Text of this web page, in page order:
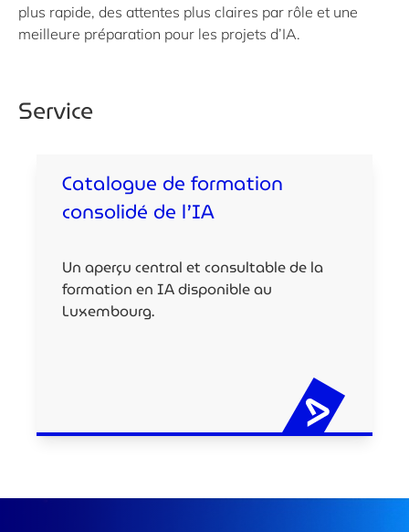
plus rapide, des attentes plus claires par rôle et une
meilleure préparation pour les projets d’IA.
Service
Catalogue de formation
consolidé de l’IA
Un aperçu central et consultable de la
formation en IA disponible au
Luxembourg.